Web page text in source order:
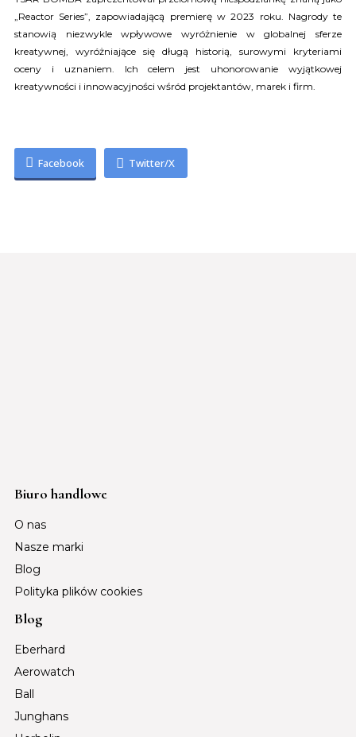
„Reactor Series”, zapowiadającą premierę w 2023 roku. Nagrody te
stanowią niezwykle wpływowe wyróżnienie w globalnej sferze
kreatywnej, wyróżniające się długą historią, surowymi kryteriami
oceny i uznaniem. Ich celem jest uhonorowanie wyjątkowej
kreatywności i innowacyjności wśród projektantów, marek i firm.
Facebook Twitter/X
Biuro handlowe
O nas
Nasze marki
Blog
Polityka plików cookies
Blog
Eberhard
Aerowatch
Ball
Junghans